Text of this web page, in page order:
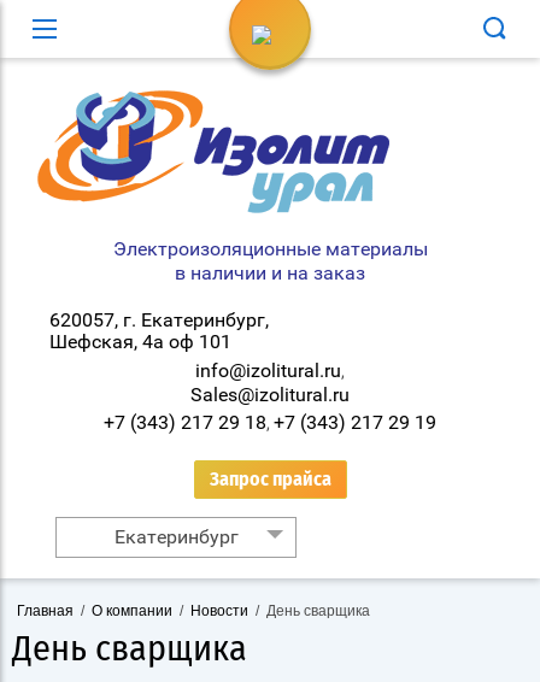
Вход в кабинет
Электроизоляционные материалы
в наличии и на заказ
620057, г. Екатеринбург,
Шефская, 4а оф 101
info@izolitural.ru,
Sales@izolitural.ru
+7 (343) 217 29 18, +7 (343) 217 29 19
Запрос прайса
Екатеринбург
Главная / О компании / Новости / День сварщика
День сварщика